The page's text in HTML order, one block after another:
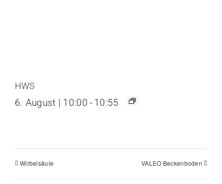
HWS
6. August | 10:00 - 10:55
Wirbelsäule VALEO Beckenboden